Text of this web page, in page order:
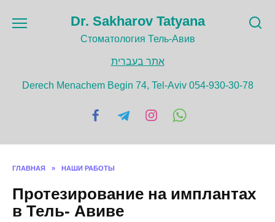
Dr. Sakharov Tatyana
Cтоматология Тель-Авив
אתר בעברית
Derech Menachem Begin 74, Tel-Aviv 054-930-30-78
ГЛАВНАЯ » НАШИ РАБОТЫ
Протезирование на имплантах
в Тель- Авиве